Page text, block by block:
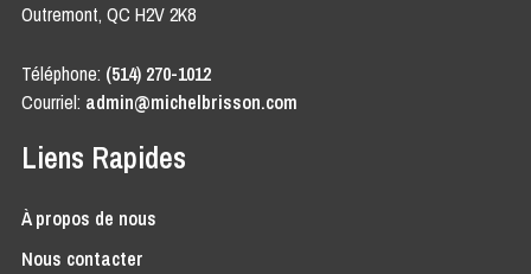
Outremont, QC H2V 2K8
Téléphone: (514) 270-1012
Courriel: admin@michelbrisson.com
Liens Rapides
À propos de nous
Nous contacter